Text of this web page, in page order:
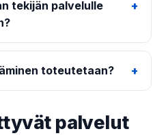
tekijän palvelulle
toteutetaan?
palvelut